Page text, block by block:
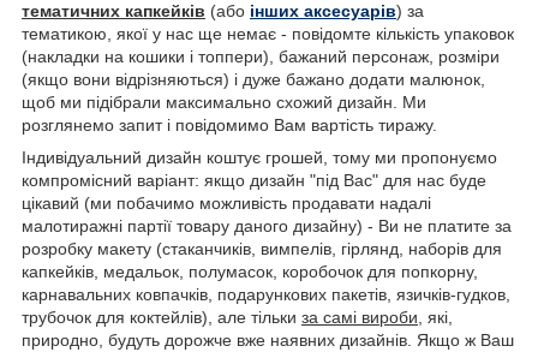
тематичних капкейків (або інших аксесуарів) за
тематикою, якої у нас ще немає - повідомте кількість упаковок
(накладки на кошики і топпери), бажаний персонаж, розміри
(якщо вони відрізняються) і дуже бажано додати малюнок,
щоб ми підібрали максимально схожий дизайн. Ми
розглянемо запит і повідомимо Вам вартість тиражу.
Індивідуальний дизайн коштує грошей, тому ми пропонуємо
компромісний варіант: якщо дизайн "під Вас" для нас буде
цікавий (ми побачимо можливість продавати надалі
малотиражні партії товару даного дизайну) - Ви не платите за
розробку макету (стаканчиків, вимпелів, гірлянд, наборів для
капкейків, медальок, полумасок, коробочок для попкорну,
карнавальних ковпачків, подарункових пакетів, язичків-гудков,
трубочок для коктейлів), але тільки за самі вироби, які,
природно, будуть дорожче вже наявних дизайнів. Якщо ж Ваш